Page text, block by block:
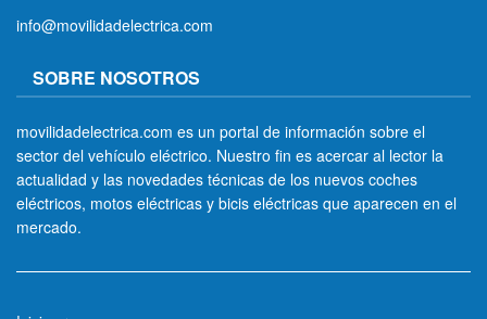
info@movilidadelectrica.com
SOBRE NOSOTROS
movilidadelectrica.com es un portal de información sobre el
sector del vehículo eléctrico. Nuestro fin es acercar al lector la
actualidad y las novedades técnicas de los nuevos coches
eléctricos, motos eléctricas y bicis eléctricas que aparecen en el
mercado.